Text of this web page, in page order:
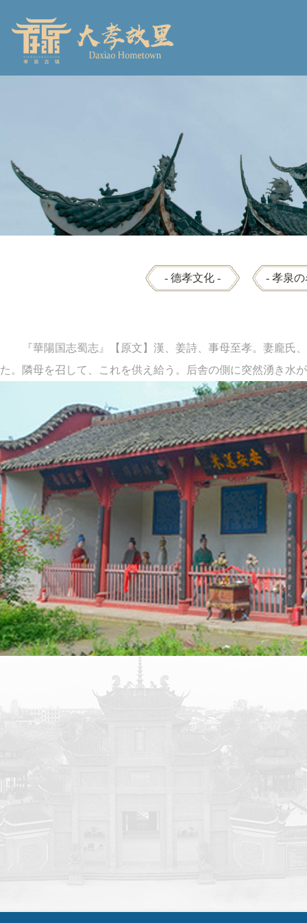
- 德孝文化 - - 孝泉
『華陽国志蜀志』【原文】漢、姜詩、事母至孝。妻龐氏、
た。隣母を召して、これを供え給う。后舎の側に突然湧き水